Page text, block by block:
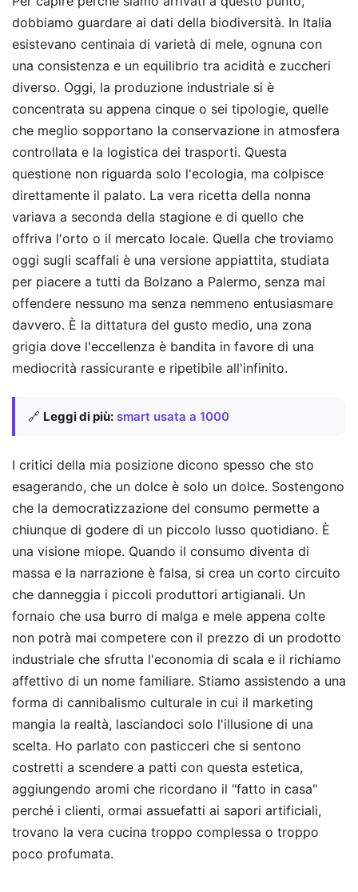
dobbiamo guardare ai dati della biodiversità. In Italia
esistevano centinaia di varietà di mele, ognuna con
una consistenza e un equilibrio tra acidità e zuccheri
diverso. Oggi, la produzione industriale si è
concentrata su appena cinque o sei tipologie, quelle
che meglio sopportano la conservazione in atmosfera
controllata e la logistica dei trasporti. Questa
questione non riguarda solo l'ecologia, ma colpisce
direttamente il palato. La vera ricetta della nonna
variava a seconda della stagione e di quello che
offriva l'orto o il mercato locale. Quella che troviamo
oggi sugli scaffali è una versione appiattita, studiata
per piacere a tutti da Bolzano a Palermo, senza mai
offendere nessuno ma senza nemmeno entusiasmare
davvero. È la dittatura del gusto medio, una zona
grigia dove l'eccellenza è bandita in favore di una
mediocrità rassicurante e ripetibile all'infinito.
🔗 Leggi di più: smart usata a 1000
I critici della mia posizione dicono spesso che sto
esagerando, che un dolce è solo un dolce. Sostengono
che la democratizzazione del consumo permette a
chiunque di godere di un piccolo lusso quotidiano. È
una visione miope. Quando il consumo diventa di
massa e la narrazione è falsa, si crea un corto circuito
che danneggia i piccoli produttori artigianali. Un
fornaio che usa burro di malga e mele appena colte
non potrà mai competere con il prezzo di un prodotto
industriale che sfrutta l'economia di scala e il richiamo
affettivo di un nome familiare. Stiamo assistendo a una
forma di cannibalismo culturale in cui il marketing
mangia la realtà, lasciandoci solo l'illusione di una
scelta. Ho parlato con pasticceri che si sentono
costretti a scendere a patti con questa estetica,
aggiungendo aromi che ricordano il "fatto in casa"
perché i clienti, ormai assuefatti ai sapori artificiali,
trovano la vera cucina troppo complessa o troppo
poco profumata.